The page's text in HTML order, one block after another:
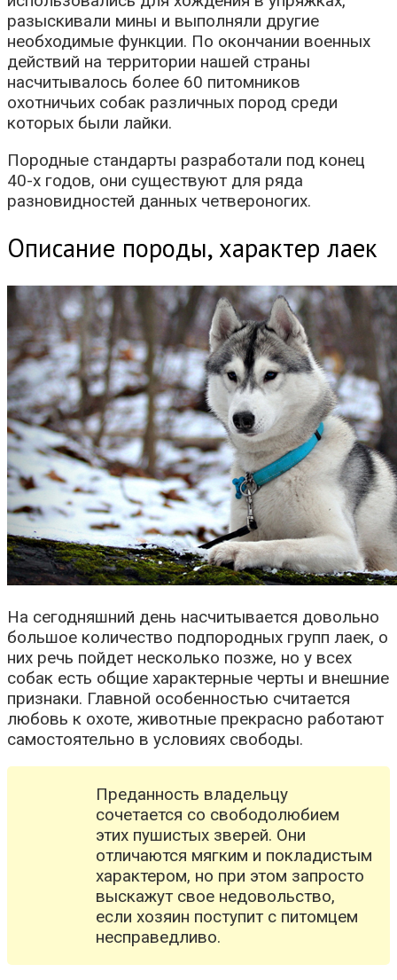
разыскивали мины и выполняли другие
необходимые функции. По окончании военных
действий на территории нашей страны
насчитывалось более 60 питомников
охотничьих собак различных пород среди
которых были лайки.
Породные стандарты разработали под конец
40-х годов, они существуют для ряда
разновидностей данных четвероногих.
Описание породы, характер лаек
На сегодняшний день насчитывается довольно
большое количество подпородных групп лаек, о
них речь пойдет несколько позже, но у всех
собак есть общие характерные черты и внешние
признаки. Главной особенностью считается
любовь к охоте, животные прекрасно работают
самостоятельно в условиях свободы.
Преданность владельцу
сочетается со свободолюбием
этих пушистых зверей. Они
отличаются мягким и покладистым
характером, но при этом запросто
выскажут свое недовольство,
если хозяин поступит с питомцем
несправедливо.